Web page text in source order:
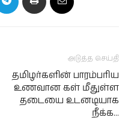
அடுத்த செய்தி
தமிழர்களின் பாரம்பரிய
உணவான கள் மீதுள்ள
தடையை உடனடியாக
நீக்க…